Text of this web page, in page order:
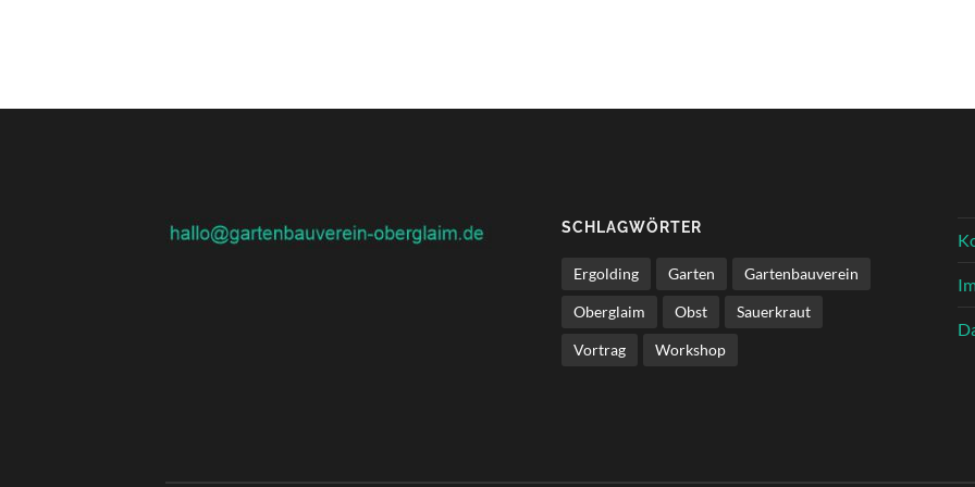
SCHLAGWÖRTER
Ergolding Garten Gartenbauverein
Oberglaim Obst Sauerkraut
Vortrag Workshop